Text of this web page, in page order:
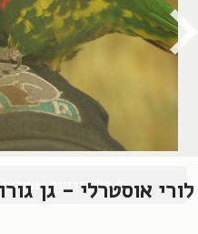
לורי אוסטרלי - גן
© כל הזכויות שמורות, 2004-2026, אורן שץ